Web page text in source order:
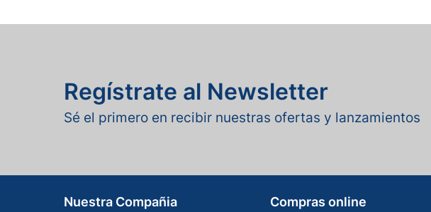
Regístrate al Newsletter
Sé el primero en recibir nuestras ofertas y lanzamientos
Nuestra Compañia Compras online